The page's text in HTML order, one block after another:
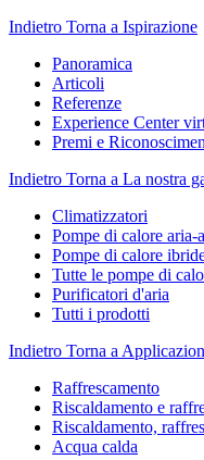
Indietro Torna a Ispirazione
Panoramica
Articoli
Referenze
Experience Center
Premi e
Indietro Torna a La nostra
Climatizzatori
Pompe di calore aria-
Pompe di calore
Tutte le pompe di
Purificatori d'aria
Tutti i prodotti
Indietro Torna a
Raffrescamento
Riscaldamento e
Riscaldamento,
Acqua calda